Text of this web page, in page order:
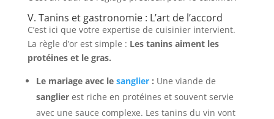
V. Tanins et gastronomie : L’art de l’accord
C’est ici que votre expertise de cuisinier intervient.
La règle d’or est simple : Les tanins aiment les
protéines et le gras.
Le mariage avec le sanglier: Une viande de
sanglierest riche en protéines et souvent servie
avec une sauce complexe. Les tanins du vin vont